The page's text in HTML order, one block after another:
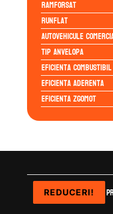
Ramforsat
Runflat
Autovehicule
Tip anvelopa
Eficienta Combustibil
Eficienta Aderenta
Eficienta Zgomot
REDUCERI!
REDUCERI!
REDUCERI!